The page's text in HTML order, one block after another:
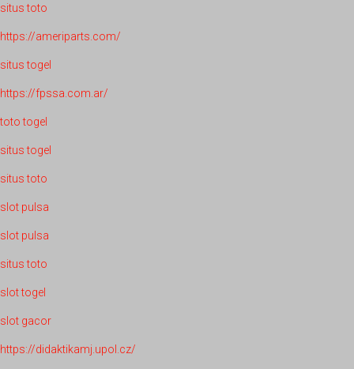
situs toto
https://ameriparts.com/
situs togel
https://fpssa.com.ar/
toto togel
situs togel
situs toto
slot pulsa
slot pulsa
situs toto
slot togel
slot gacor
https://didaktikamj.upol.cz/